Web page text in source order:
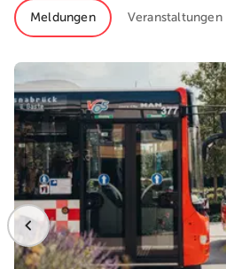
Meldungen Veranstaltungen